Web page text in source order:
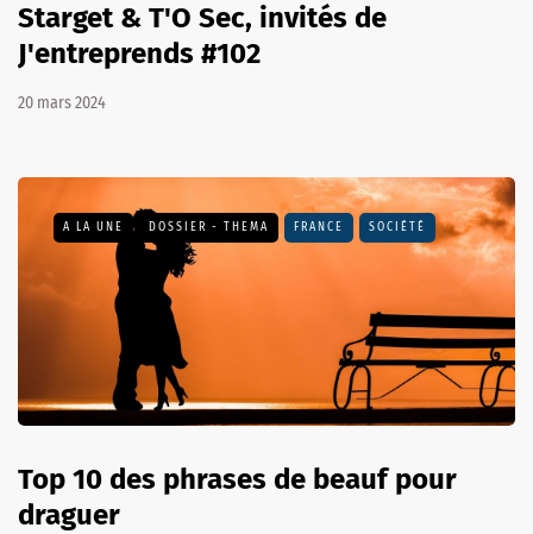
Starget & T'O Sec, invités de
J'entreprends #102
20 mars 2024
A LA UNE DOSSIER - THEMA FRANCE SOCIÉTÉ
Top 10 des phrases de beauf pour
draguer